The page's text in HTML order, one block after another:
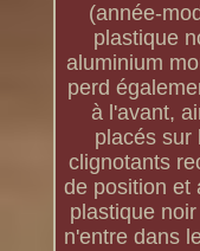
(année-
plastique
aluminium
perd
à l'avant,
placés sur
clignotants
de position et
plastique
n'entre dans